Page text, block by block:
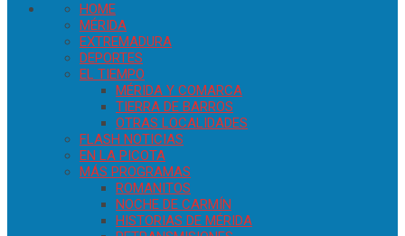
HOME
MÉRIDA
EXTREMADURA
DEPORTES
EL TIEMPO
MÉRIDA Y COMARCA
TIERRA DE BARROS
OTRAS LOCALIDADES
FLASH NOTICIAS
EN LA PICOTA
MÁS PROGRAMAS
ROMANITOS
NOCHE DE CARMÍN
HISTORIAS DE MÉRIDA